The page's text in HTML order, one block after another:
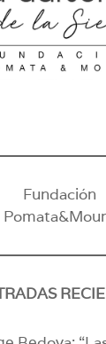
Fundación